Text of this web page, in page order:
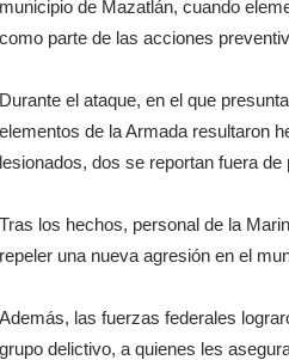
municipio de Mazatlán, cuando
como parte de las acciones
Durante el ataque, en el que
elementos de la Armada resultaron
lesionados, dos se reportan fuera
Tras los hechos, personal de la
repeler una nueva agresión en el
Además, las fuerzas federales
grupo delictivo, a quienes les